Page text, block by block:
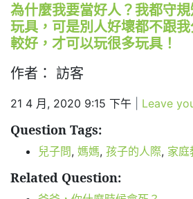
為什麼我要當好人？我都守
玩具，可是別人好壞都不跟
較好，才可以玩很多玩具！
作者： 訪客
21 4 月, 2020 9:15 下午 Leave
Question Tags:
兒子問, 媽媽, 孩子的人際, 家庭
Related Question: